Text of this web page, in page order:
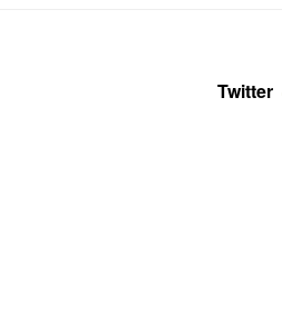
Twitter